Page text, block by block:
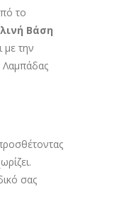
το
Βάση
με την
σας